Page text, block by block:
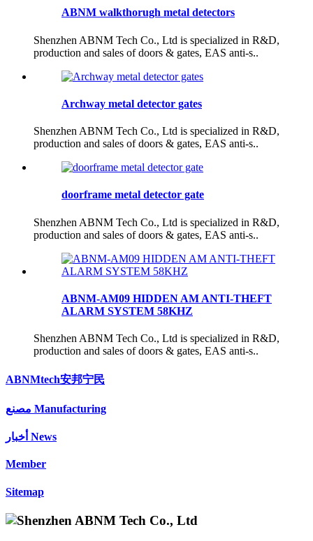
ABNM walkthorugh metal detectors
Shenzhen ABNM Tech Co., Ltd is specialized in R&D,
production and sales of doors & gates, EAS anti-s..
Archway metal detector gates
Shenzhen ABNM Tech Co., Ltd is specialized in R&D,
production and sales of doors & gates, EAS anti-s..
doorframe metal detector gate
Shenzhen ABNM Tech Co., Ltd is specialized in R&D,
production and sales of doors & gates, EAS anti-s..
ABNM-AM09 HIDDEN AM ANTI-THEFT
ALARM SYSTEM 58KHZ
Shenzhen ABNM Tech Co., Ltd is specialized in R&D,
production and sales of doors & gates, EAS anti-s..
ABNMtech安邦宁民
مصنع Manufacturing
أخبار News
Member
Sitemap